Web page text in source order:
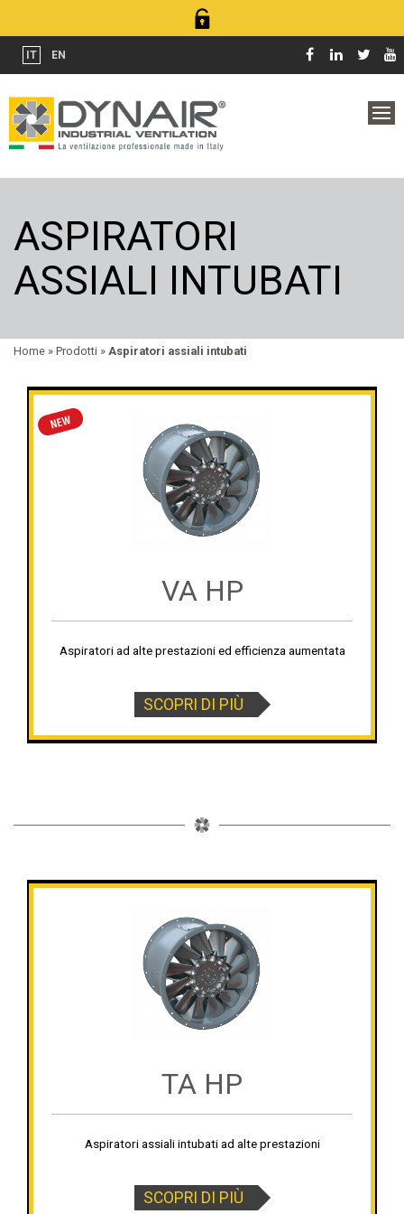
IT EN
ASPIRATORI
ASSIALI INTUBATI
Home » Prodotti » Aspiratori assiali intubati
VA HP
Aspiratori ad alte prestazioni ed efficienza aumentata
SCOPRI DI PIÙ
TA HP
Aspiratori assiali intubati ad alte prestazioni
SCOPRI DI PIÙ